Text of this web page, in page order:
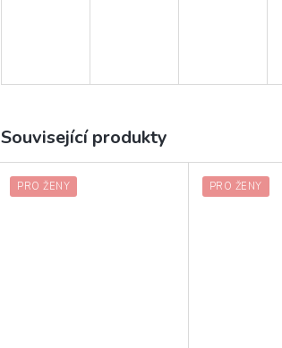
Související produkty
PRO ŽENY PRO ŽENY